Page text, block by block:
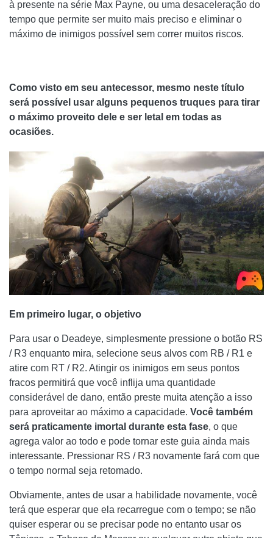
à presente na série Max Payne, ou uma desaceleração do
tempo que permite ser muito mais preciso e eliminar o
máximo de inimigos possível sem correr muitos riscos.
Como visto em seu antecessor, mesmo neste título
será possível usar alguns pequenos truques para tirar
o máximo proveito dele e ser letal em todas as
ocasiões.
Em primeiro lugar, o objetivo
Para usar o Deadeye, simplesmente pressione o botão RS
/ R3 enquanto mira, selecione seus alvos com RB / R1 e
atire com RT / R2. Atingir os inimigos em seus pontos
fracos permitirá que você inflija uma quantidade
considerável de dano, então preste muita atenção a isso
para aproveitar ao máximo a capacidade. Você também
será praticamente imortal durante esta fase, o que
agrega valor ao todo e pode tornar este guia ainda mais
interessante. Pressionar RS / R3 novamente fará com que
o tempo normal seja retomado.
Obviamente, antes de usar a habilidade novamente, você
terá que esperar que ela recarregue com o tempo; se não
quiser esperar ou se precisar pode no entanto usar os